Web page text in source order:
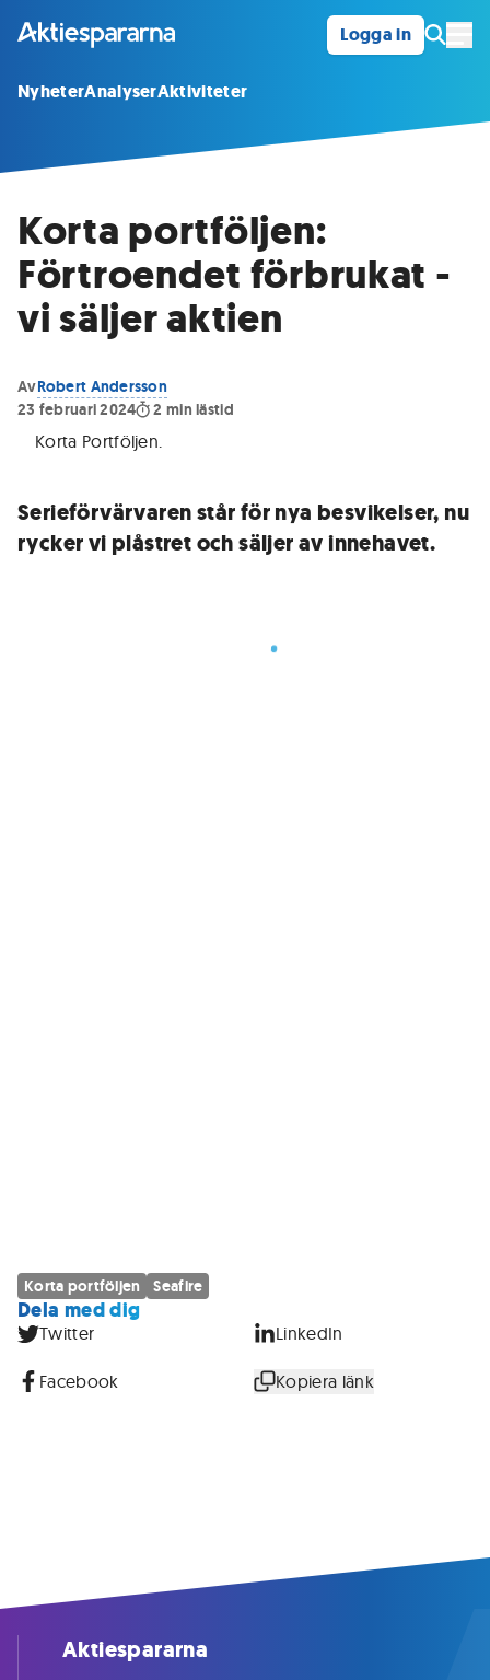
Logga in
NyheterAnalyserAktiviteter
Korta portföljen:
Förtroendet förbrukat -
vi säljer aktien
AvRobert Andersson
23 februari 2024
2 min lästid
Korta Portföljen.
Serieförvärvaren står för nya besvikelser, nu
rycker vi plåstret och säljer av innehavet.
Korta portföljen Seafire
Dela med dig
Twitter LinkedIn
Facebook Kopiera länk
Aktiespararna